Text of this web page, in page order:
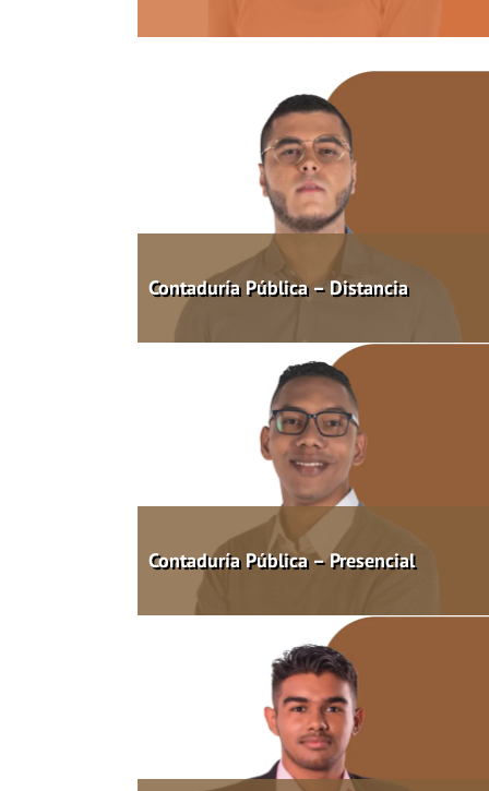
Contaduría Pública – Distancia
Contaduría Pública – Presencial